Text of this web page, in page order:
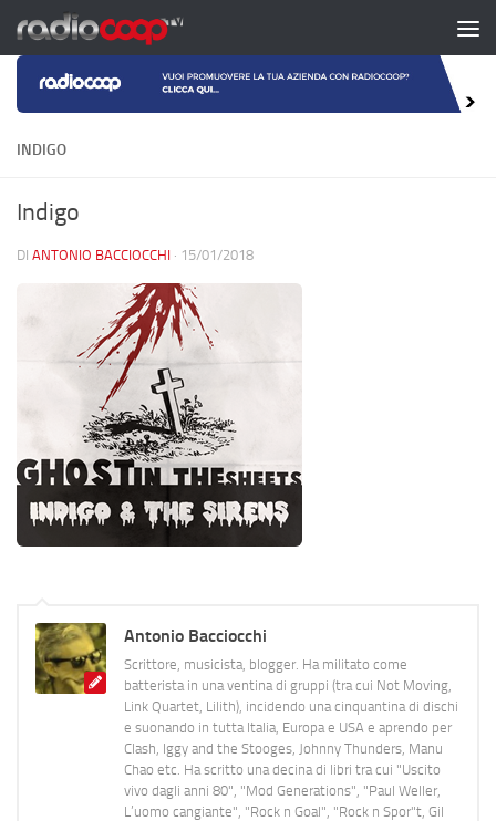
Salta al contenuto
INDIGO
Indigo
DI ANTONIO BACCIOCCHI · 15/01/2018
Antonio Bacciocchi
Scrittore, musicista, blogger. Ha militato come
batterista in una ventina di gruppi (tra cui Not Moving,
Link Quartet, Lilith), incidendo una cinquantina di dischi
e suonando in tutta Italia, Europa e USA e aprendo per
Clash, Iggy and the Stooges, Johnny Thunders, Manu
Chao etc. Ha scritto una decina di libri tra cui "Uscito
vivo dagli anni 80", "Mod Generations", "Paul Weller,
L’uomo cangiante", "Rock n Goal", "Rock n Spor"t, Gil